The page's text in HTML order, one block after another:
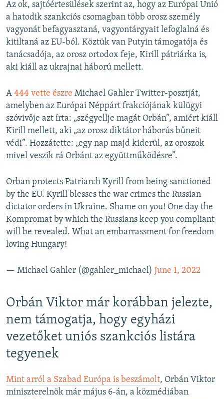
Az ok, sajtóértesülések szerint az, hogy az Európai Unió
a hatodik szankciós csomagban több orosz személy
vagyonát befagyasztaná, vagyontárgyait lefoglalná és
kitiltaná az EU-ból. Köztük van Putyin támogatója és
tanácsadója, az orosz ortodox feje, Kirill pátriárka is,
aki kiáll az ukrajnai háború mellett.
A 444 vette észre Michael Gahler Twitter-posztját,
amelyben az Európai Néppárt frakciójának külügyi
szóvivője azt írta: „szégyellje magát Orbán”, amiért kiáll
Kirill mellett, aki „az orosz diktátor háborús bűneit
védi”. Hozzátette: „egy nap majd kiderül, az oroszok
mivel veszik rá Orbánt az együttműködésre”.
Orban protects Patriarch Kyrill from being sanctioned
by the EU. Kyrill blesses the war crimes the Russian
dictator orders in Ukraine. Shame on you! One day the
Kompromat by which the Russians keep you compliant
will be revealed. What an embarrassment for freedom
loving Hungary!
— Michael Gahler (@gahler_michael) June 1, 2022
Orbán Viktor már korábban jelezte,
nem támogatja, hogy egyházi
vezetőket uniós szankciós listára
tegyenek
Mint arról a Szabad Európa is beszámolt, Orbán Viktor
miniszterelnök már május 6-án, a közmédiában